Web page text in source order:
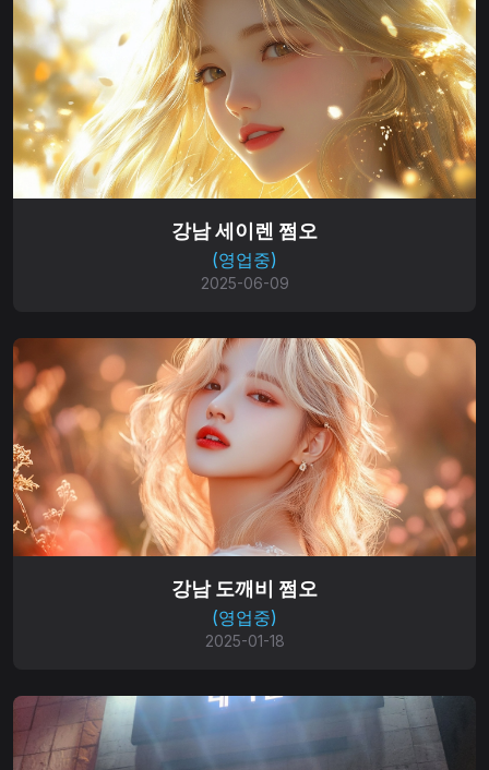
강남 세이렌 쩜오
(영업중)
2025-06-09
강남 도깨비 쩜오
(영업중)
2025-01-18